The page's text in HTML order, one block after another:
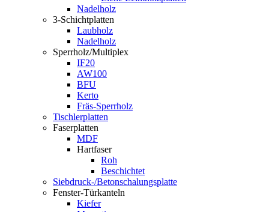
Nadelholz
3-Schichtplatten
Laubholz
Nadelholz
Sperrholz/Multiplex
IF20
AW100
BFU
Kerto
Fräs-Sperrholz
Tischlerplatten
Faserplatten
MDF
Hartfaser
Roh
Beschichtet
Siebdruck-/Betonschalungsplatte
Fenster-Türkanteln
Kiefer